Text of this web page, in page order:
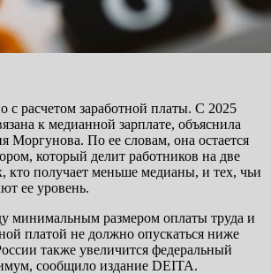
с расчетом заработной платы. С 2025
к медианной зарплате, объяснила
Моргунова. По ее словам, она остается
который делит работников на две
кто получает меньше медианы, и тех, чьи
ее уровень.
минимальным размером оплаты труда и
платой не должно опускаться ниже
также увеличится федеральный
сообщило издание DEITA.